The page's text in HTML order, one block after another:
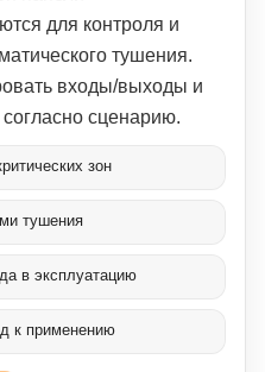
для контроля и
тушения.
входы/выходы и
сценарию.
зон
тушения
в эксплуатацию
к применению